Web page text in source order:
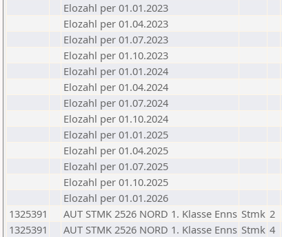
Elozahl per 01.01.2023
Elozahl per 01.04.2023
Elozahl per 01.07.2023
Elozahl per 01.10.2023
Elozahl per 01.01.2024
Elozahl per 01.04.2024
Elozahl per 01.07.2024
Elozahl per 01.10.2024
Elozahl per 01.01.2025
Elozahl per 01.04.2025
Elozahl per 01.07.2025
Elozahl per 01.10.2025
Elozahl per 01.01.2026
1325391
AUT STMK 2526 NORD 1. Klasse Enns Stmk 2
1325391
AUT STMK 2526 NORD 1. Klasse Enns Stmk 4